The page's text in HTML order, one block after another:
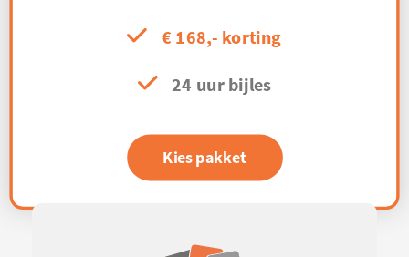
€ 168,- korting
24 uur bijles
Kies pakket